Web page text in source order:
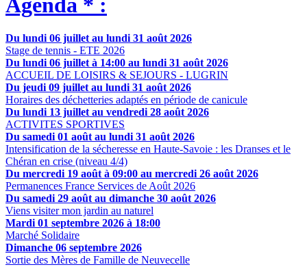
Du lundi 06 juillet au lundi 31 août 2026
Stage de tennis - ETE 2026
Du lundi 06 juillet à 14:00 au lundi 31 août 2026
ACCUEIL DE LOISIRS & SEJOURS - LUGRIN
Du jeudi 09 juillet au lundi 31 août 2026
Horaires des déchetteries adaptés en période de canicule
Du lundi 13 juillet au vendredi 28 août 2026
ACTIVITES SPORTIVES
Du samedi 01 août au lundi 31 août 2026
Intensification de la sécheresse en Haute-Savoie : les Dranses et le
Chéran en crise (niveau 4/4)
Du mercredi 19 août à 09:00 au mercredi 26 août 2026
Permanences France Services de Août 2026
Du samedi 29 août au dimanche 30 août 2026
Viens visiter mon jardin au naturel
Mardi 01 septembre 2026 à 18:00
Marché Solidaire
Dimanche 06 septembre 2026
Sortie des Mères de Famille de Neuvecelle